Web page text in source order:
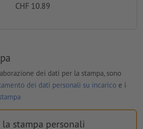
CHF 10.89
dei dati per la stampa, sono
dei dati personali su incarico e i
stampa personali